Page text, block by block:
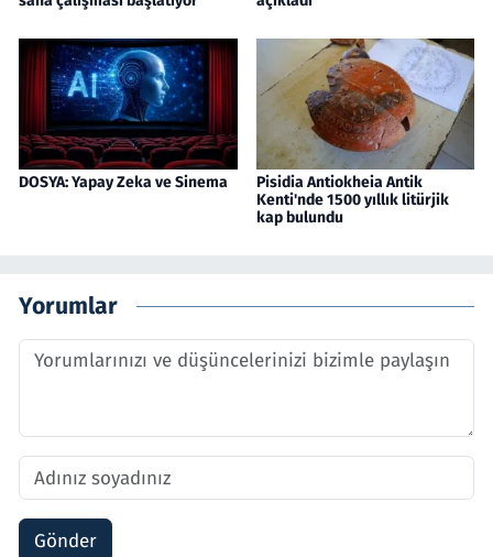
DOSYA: Yapay Zeka ve Sinema
Pisidia Antiokheia Antik
Kenti'nde 1500 yıllık litürjik
kap bulundu
Yorumlar
Gönder